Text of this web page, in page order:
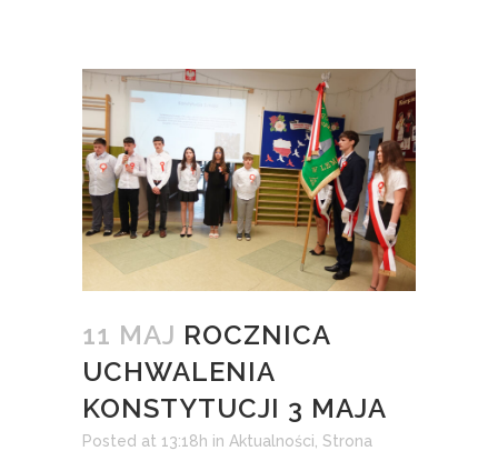
11 MAJ ROCZNICA
UCHWALENIA
KONSTYTUCJI 3 MAJA
Posted at 13:18h in Aktualności Strona